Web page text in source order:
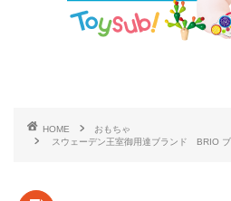
HOME
おもちゃ
スウェーデン王室御用達ブランド BRIO